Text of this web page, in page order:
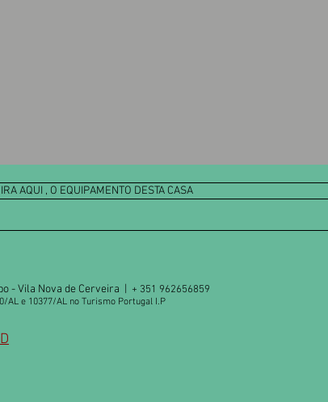
AQUI , O EQUIPAMENTO DESTA CASA
- Vila Nova de Cerveira | + 351 962656859
AL e 10377/AL no Turismo Portugal I.P